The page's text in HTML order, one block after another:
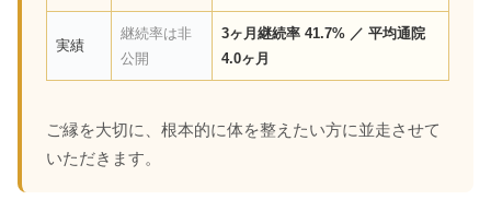
実績
継続率は非
公開
3ヶ月継続率 41.7% ／ 平均通院
4.0ヶ月
ご縁を大切に、根本的に体を整えたい方に並走させて
いただきます。